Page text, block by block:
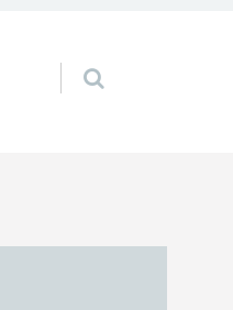
Pular para o conteúdo